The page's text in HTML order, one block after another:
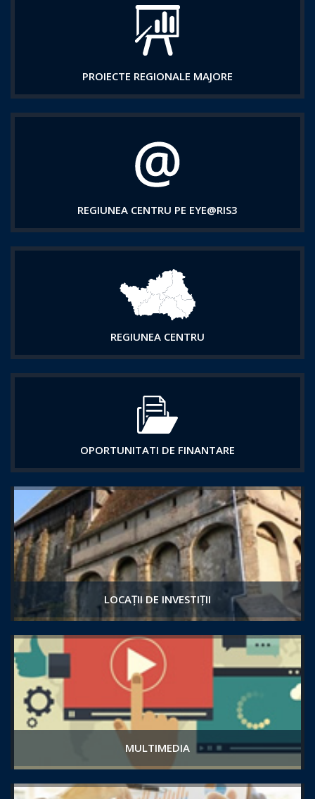
PROIECTE REGIONALE MAJORE
REGIUNEA CENTRU PE EYE@RIS3
REGIUNEA CENTRU
OPORTUNITATI DE FINANTARE
LOCAȚII DE INVESTIȚII
MULTIMEDIA